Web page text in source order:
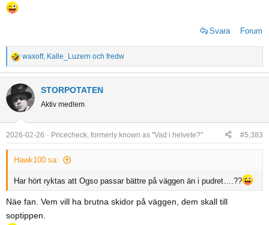
Svara Forum
R
e
a
c
t
i
o
n
waxoff, Kalle_Luzern och fredw
STORPOTATEN
Aktiv medlem
2026-02-26 Pricecheck, formerly known as "Vad i helvete?" #5,383
Hawk100 sa:
Har hört ryktas att Ogso passar bättre på väggen än i pudret….??
Näe fan. Vem vill ha brutna skidor på väggen, dem skall till
soptippen.